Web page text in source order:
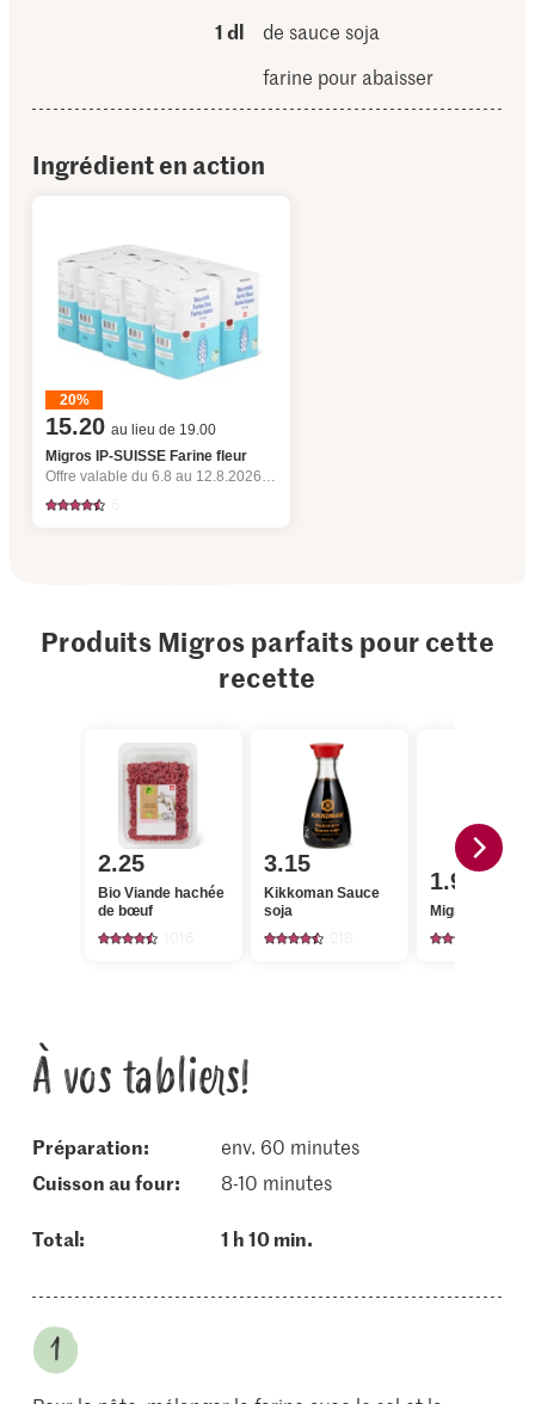
1 dl
de sauce soja
farine pour abaisser
Ingrédient en action
20%
15.20 au lieu de 19.00
Migros IP-SUISSE Farine fleur
Offre valable du 6.8 au 12.8.2026, jusqu’à épuisement du stock.
Produits Migros parfaits pour cette
recette
2.25
Bio Viande hachée
de bœuf
3.15
Kikkoman Sauce
soja
1.90
Migros
À vos tabliers!
Préparation:
env. 60 minutes
cuisson au four:
8-10 minutes
Total: 1 h 10 min.